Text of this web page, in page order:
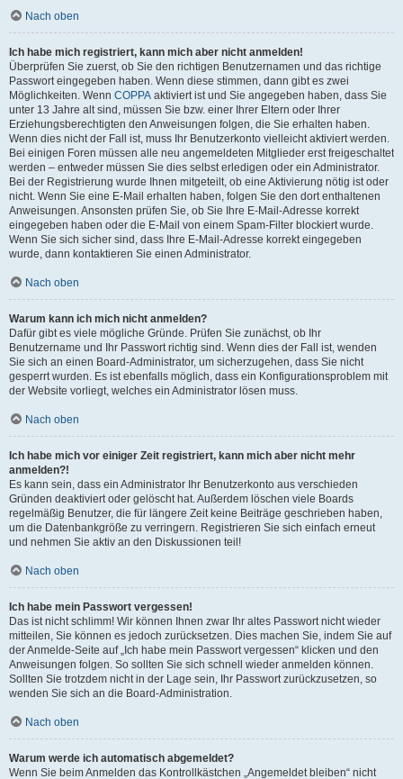
Nach oben
Ich habe mich registriert, kann mich aber nicht anmelden!
Überprüfen Sie zuerst, ob Sie den richtigen Benutzernamen und das richtige
Passwort eingegeben haben. Wenn diese stimmen, dann gibt es zwei
Möglichkeiten. Wenn COPPA aktiviert ist und Sie angegeben haben, dass Sie
unter 13 Jahre alt sind, müssen Sie bzw. einer Ihrer Eltern oder Ihrer
Erziehungsberechtigten den Anweisungen folgen, die Sie erhalten haben.
Wenn dies nicht der Fall ist, muss Ihr Benutzerkonto vielleicht aktiviert werden.
Bei einigen Foren müssen alle neu angemeldeten Mitglieder erst freigeschaltet
werden – entweder müssen Sie dies selbst erledigen oder ein Administrator.
Bei der Registrierung wurde Ihnen mitgeteilt, ob eine Aktivierung nötig ist oder
nicht. Wenn Sie eine E-Mail erhalten haben, folgen Sie den dort enthaltenen
Anweisungen. Ansonsten prüfen Sie, ob Sie Ihre E-Mail-Adresse korrekt
eingegeben haben oder die E-Mail von einem Spam-Filter blockiert wurde.
Wenn Sie sich sicher sind, dass Ihre E-Mail-Adresse korrekt eingegeben
wurde, dann kontaktieren Sie einen Administrator.
Nach oben
Warum kann ich mich nicht anmelden?
Dafür gibt es viele mögliche Gründe. Prüfen Sie zunächst, ob Ihr
Benutzername und Ihr Passwort richtig sind. Wenn dies der Fall ist, wenden
Sie sich an einen Board-Administrator, um sicherzugehen, dass Sie nicht
gesperrt wurden. Es ist ebenfalls möglich, dass ein Konfigurationsproblem mit
der Website vorliegt, welches ein Administrator lösen muss.
Nach oben
Ich habe mich vor einiger Zeit registriert, kann mich aber nicht mehr
anmelden?!
Es kann sein, dass ein Administrator Ihr Benutzerkonto aus verschieden
Gründen deaktiviert oder gelöscht hat. Außerdem löschen viele Boards
regelmäßig Benutzer, die für längere Zeit keine Beiträge geschrieben haben,
um die Datenbankgröße zu verringern. Registrieren Sie sich einfach erneut
und nehmen Sie aktiv an den Diskussionen teil!
Nach oben
Ich habe mein Passwort vergessen!
Das ist nicht schlimm! Wir können Ihnen zwar Ihr altes Passwort nicht wieder
mitteilen, Sie können es jedoch zurücksetzen. Dies machen Sie, indem Sie auf
der Anmelde-Seite auf „Ich habe mein Passwort vergessen“ klicken und den
Anweisungen folgen. So sollten Sie sich schnell wieder anmelden können.
Sollten Sie trotzdem nicht in der Lage sein, Ihr Passwort zurückzusetzen, so
wenden Sie sich an die Board-Administration.
Nach oben
Warum werde ich automatisch abgemeldet?
Wenn Sie beim Anmelden das Kontrollkästchen „Angemeldet bleiben“ nicht